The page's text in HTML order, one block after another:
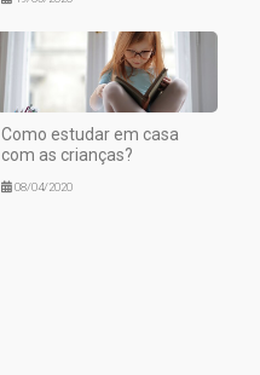
Como estudar em casa
com as crianças?
08/04/2020